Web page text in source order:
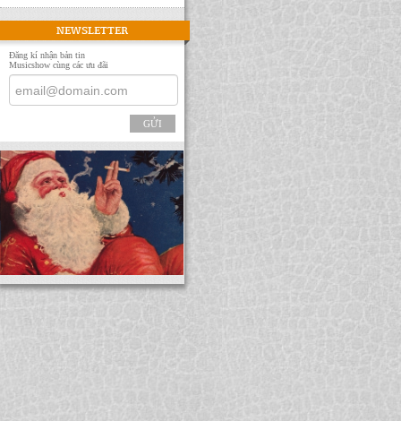
NEWSLETTER
Đăng kí nhận bản tin
Musicshow cùng các ưu đãi
GỬI